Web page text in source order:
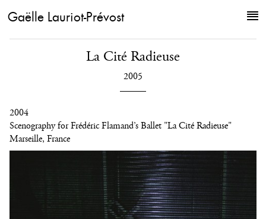
Gaëlle Lauriot-Prévost
La Cité Radieuse
2005
2004
Scenography for Frédéric Flamand’s Ballet "La Cité Radieuse"
Marseille, France